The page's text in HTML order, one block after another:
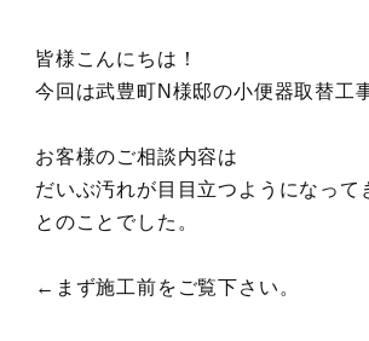
皆様こんにちは！
今回は武豊町N様邸の小便器取替工
お客様のご相談内容は
だいぶ汚れが目目立つようになって
とのことでした。
←まず施工前をご覧下さい。